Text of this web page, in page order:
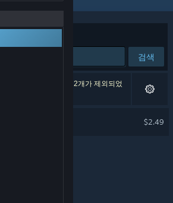
검색
환경 설정에 따라 게임 2개가 제외되었
$2.49